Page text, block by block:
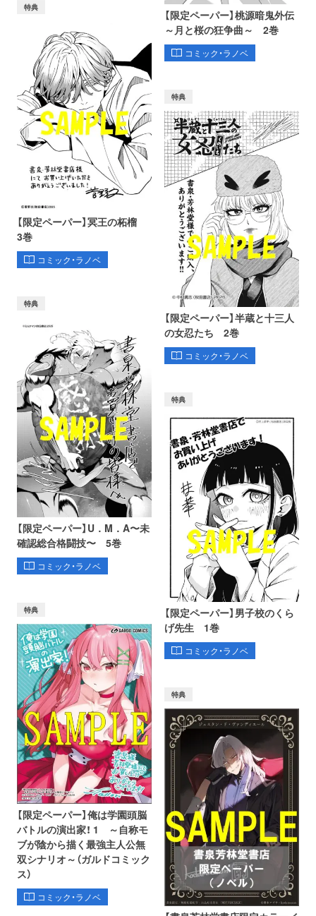
【限定ペーパー】桃源暗鬼外伝
～月と桜の狂争曲～ 2巻
コミック・ラノベ
特典
【限定ペーパー】冥王の柘榴
3巻
コミック・ラノベ
特典
【限定ペーパー】半蔵と十三人
の女忍たち 2巻
コミック・ラノベ
特典
【限定ペーパー】U．M．A〜未
確認総合格闘技〜 5巻
コミック・ラノベ
特典
【限定ペーパー】男子校のくら
げ先生 1巻
コミック・ラノベ
特典
【限定ペーパー】俺は学園頭脳
バトルの演出家！ 1 ～自称モ
ブが陰から描く最強主人公無
双シナリオ～（ガルドコミック
ス）
コミック・ラノベ
特典